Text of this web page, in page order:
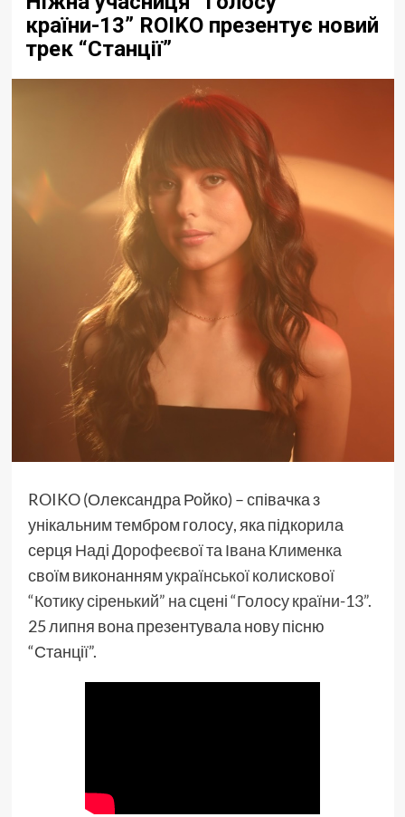
країни-13” ROIKO презентує новий
трек “Станції”
ROIKO (Олександра Ройко) – співачка з
унікальним тембром голосу, яка підкорила
серця Наді Дорофеєвоїта Івана Клименка
своїм виконаннямукраїнської колискової
“Котику сіренький” на сцені “Голосу країни-13”.
25 липня вона презентувала нову пісню
“Станції”.